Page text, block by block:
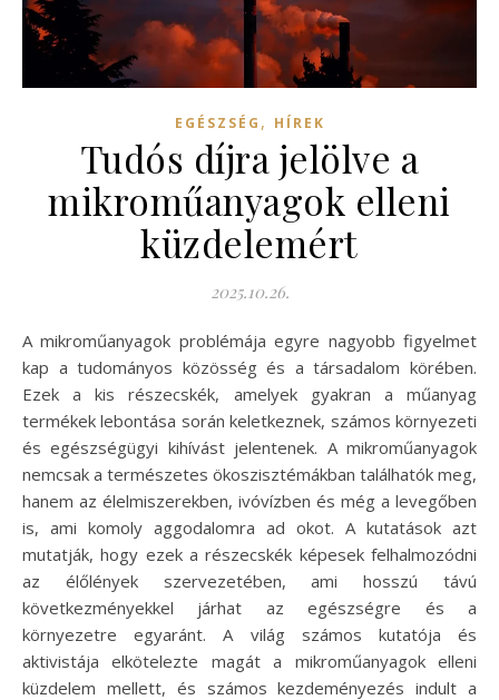
EGÉSZSÉG , HÍREK
Tudós díjra jelölve a
mikroműanyagok elleni
küzdelemért
2025.10.26.
A mikroműanyagok problémája egyre nagyobb figyelmet
kap a tudományos közösség és a társadalom körében.
Ezek a kis részecskék, amelyek gyakran a műanyag
termékek lebontása során keletkeznek, számos környezeti
és egészségügyi kihívást jelentenek. A mikroműanyagok
nemcsak a természetes ökoszisztémákban találhatók meg,
hanem az élelmiszerekben, ivóvízben és még a levegőben
is, ami komoly aggodalomra ad okot. A kutatások azt
mutatják, hogy ezek a részecskék képesek felhalmozódni
az élőlények szervezetében, ami hosszú távú
következményekkel járhat az egészségre és a
környezetre egyaránt. A világ számos kutatója és
aktivistája elkötelezte magát a mikroműanyagok elleni
küzdelem mellett, és számos kezdeményezés indult a